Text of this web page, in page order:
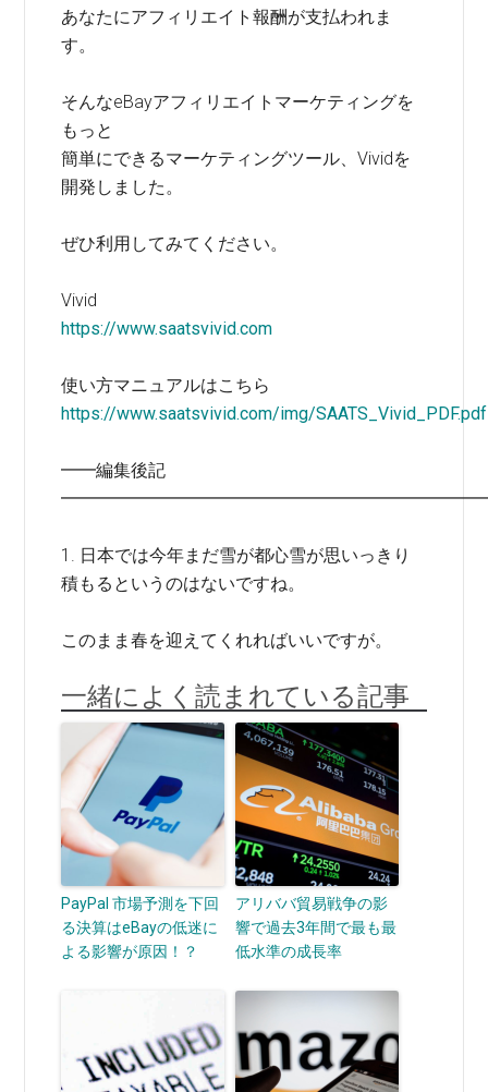
あなたにアフィリエイト報酬が支払われま
す。
そんなeBayアフィリエイトマーケティングを
もっと
簡単にできるマーケティングツール、Vividを
開発しました。
ぜひ利用してみてください。
Vivid
https://www.saatsvivid.com
使い方マニュアルはこちら
https://www.saatsvivid.com/img/SAATS_Vivid_PDF.pdf
━━編集後記
1. 日本では今年まだ雪が都心雪が思いっきり
積もるというのはないですね。
このまま春を迎えてくれればいいですが。
一緒によく読まれている記事
PayPal 市場予測を下回
る決算はeBayの低迷に
よる影響が原因！？
アリババ貿易戦争の影
響で過去3年間で最も最
低水準の成長率